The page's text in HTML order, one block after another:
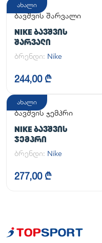
ახალი
ბავშვის შარვალი
NIKE ᲑᲐᲕᲨᲕᲘᲡ
ᲨᲐᲠᲕᲐᲚᲘ
ბრენდი: Nike
244,00 ₾
ახალი
ბავშვის ჯემპრი
NIKE ᲑᲐᲕᲨᲕᲘᲡ
ᲯᲔᲛᲞᲠᲘ
ბრენდი: Nike
277,00 ₾